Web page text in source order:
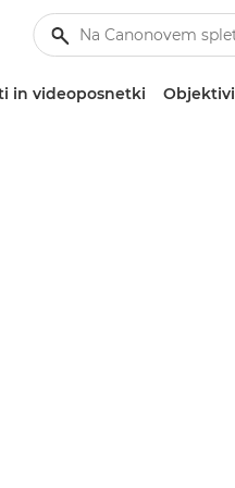
in videoposnetki Objektivi